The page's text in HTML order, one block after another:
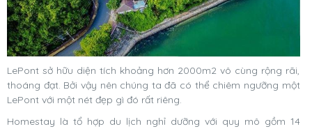
LePont sở hữu diện tích khoảng hơn 2000m2 vô cùng rộng rãi,
thoáng đạt. Bởi vậy nên chúng ta đã có thể chiêm ngưỡng một
LePont với một nét đẹp gì đó rất riêng.
Homestay là tổ hợp du lịch nghỉ dưỡng với quy mô gồm 14